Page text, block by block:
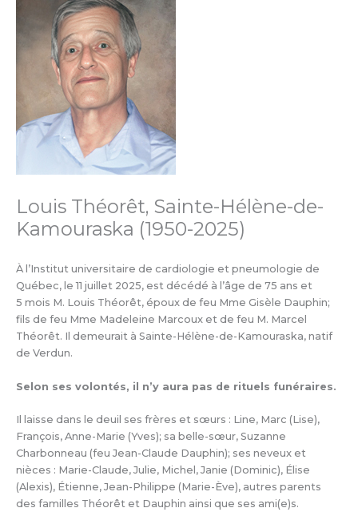
Louis Théorêt, Sainte-Hélène-de-
Kamouraska (1950-2025)
À l’Institut universitaire de cardiologie et pneumologie de
Québec, le 11 juillet 2025, est décédé à l’âge de 75 ans et
5 mois M. Louis Théorêt, époux de feu Mme Gisèle Dauphin;
fils de feu Mme Madeleine Marcoux et de feu M. Marcel
Théorêt. Il demeurait à Sainte-Hélène-de-Kamouraska, natif
de Verdun.
Selon ses volontés, il n’y aura pas de rituels funéraires.
Il laisse dans le deuil ses frères et sœurs : Line, Marc (Lise),
François, Anne-Marie (Yves); sa belle-sœur, Suzanne
Charbonneau (feu Jean-Claude Dauphin); ses neveux et
nièces : Marie-Claude, Julie, Michel, Janie (Dominic), Élise
(Alexis), Étienne, Jean-Philippe (Marie-Ève), autres parents
des familles Théorêt et Dauphin ainsi que ses ami(e)s.